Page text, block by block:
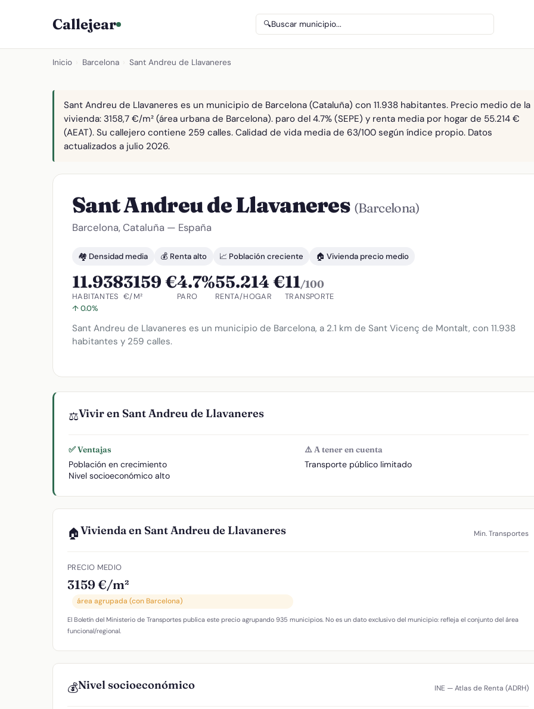
Callejear 🔍Buscar municipio...
Inicio Barcelona Sant Andreu de Llavaneres
Sant Andreu de Llavaneres es un municipio de Barcelona (Cataluña) con 11.938 habitantes. Precio medio de la
vivienda: 3158,7 €/m² (área urbana de Barcelona). paro del 4.7% (SEPE) y renta media por hogar de 55.214 €
(AEAT). Su callejero contiene 259 calles. Calidad de vida media de 63/100 según índice propio. Datos
actualizados a julio 2026.
Sant Andreu de Llavaneres (Barcelona)
Barcelona, Cataluña — España
🏘️ Densidad media 💰 Renta alto 📈 Población creciente 🏠 Vivienda precio medio
11.938
HABITANTES
↑ 0.0%
3159 €
€/M²
4.7%
PARO
55.214 €
RENTA/HOGAR
11/100
TRANSPORTE
Sant Andreu de Llavaneres es un municipio de Barcelona, a 2.1 km de Sant Vicenç de Montalt, con 11.938
habitantes y 259 calles.
⚖️Vivir en Sant Andreu de Llavaneres
✅ Ventajas
Población en crecimiento
Nivel socioeconómico alto
⚠️ A tener en cuenta
Transporte público limitado
🏠Vivienda en Sant Andreu de Llavaneres Min. Transportes
PRECIO MEDIO
3159 €/m²
área agrupada (con Barcelona)
El Boletín del Ministerio de Transportes publica este precio agrupando 935 municipios. No es un dato exclusivo del municipio: refleja el conjunto del área
funcional/regional.
💰Nivel socioeconómico INE — Atlas de Renta (ADRH)